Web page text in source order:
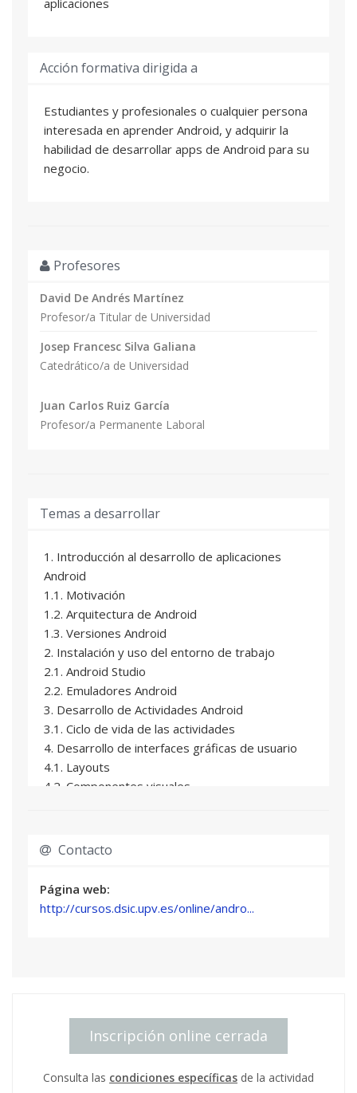
Acción formativa dirigida a
Estudiantes y profesionales o cualquier persona
interesada en aprender Android, y adquirir la
habilidad de desarrollar apps de Android para su
negocio.
Profesores
David De Andrés Martínez
Profesor/a Titular de Universidad
Josep Francesc Silva Galiana
Catedrático/a de Universidad
Juan Carlos Ruiz García
Profesor/a Permanente Laboral
Temas a desarrollar
1. Introducción al desarrollo de aplicaciones
Android
1.1. Motivación
1.2. Arquitectura de Android
1.3. Versiones Android
2. Instalación y uso del entorno de trabajo
2.1. Android Studio
2.2. Emuladores Android
3. Desarrollo de Actividades Android
3.1. Ciclo de vida de las actividades
4. Desarrollo de interfaces gráficas de usuario
4.1. Layouts
4.2. Componentes visuales
5. Almacenamiento
5.2. Ficheros
5.3. Bases de datos
6. Comunicaciones
7.1. Geolocalización
7.2. Google Maps
8. Monetización de proyectos Android
9. Publicación de proyectos Android
Contacto
Página web:
http://cursos.dsic.upv.es/online/andro...
Inscripción online cerrada
Consulta las condiciones específicas de la actividad